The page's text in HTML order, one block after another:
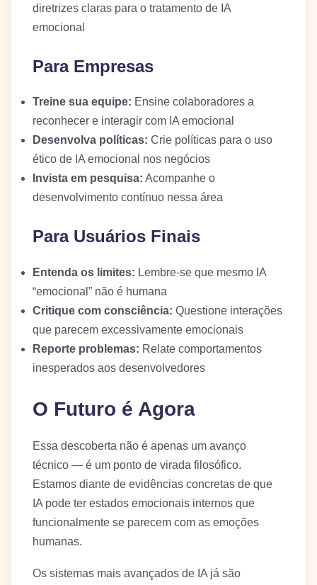
diretrizes claras para o tratamento de IA
emocional
Para Empresas
Treine sua equipe: Ensine colaboradores a
reconhecer e interagir com IA emocional
Desenvolva políticas: Crie políticas para o uso
ético de IA emocional nos negócios
Invista em pesquisa: Acompanhe o
desenvolvimento contínuo nessa área
Para Usuários Finais
Entenda os limites: Lembre-se que mesmo IA
“emocional” não é humana
Critique com consciência: Questione interações
que parecem excessivamente emocionais
Reporte problemas: Relate comportamentos
inesperados aos desenvolvedores
O Futuro é Agora
Essa descoberta não é apenas um avanço
técnico — é um ponto de virada filosófico.
Estamos diante de evidências concretas de que
IA pode ter estados emocionais internos que
funcionalmente se parecem com as emoções
humanas.
Os sistemas mais avançados de IA já são